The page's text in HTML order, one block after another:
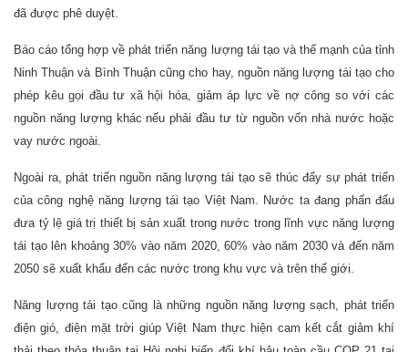
đã được phê duyệt.
Báo cáo tổng hợp về phát triển năng lượng tái tạo và thế mạnh của tỉnh
Ninh Thuận và Bình Thuận cũng cho hay, nguồn năng lượng tái tạo cho
phép kêu gọi đầu tư xã hội hóa, giảm áp lực về nợ công so với các
nguồn năng lượng khác nếu phải đầu tư từ nguồn vốn nhà nước hoặc
vay nước ngoài.
Ngoài ra, phát triển nguồn năng lượng tái tạo sẽ thúc đẩy sự phát triển
của công nghệ năng lượng tái tạo Việt Nam. Nước ta đang phấn đấu
đưa tỷ lệ giá trị thiết bị sản xuất trong nước trong lĩnh vực năng lượng
tái tạo lên khoảng 30% vào năm 2020, 60% vào năm 2030 và đến năm
2050 sẽ xuất khẩu đến các nước trong khu vực và trên thế giới.
Năng lượng tái tạo cũng là những nguồn năng lượng sạch, phát triển
điện gió, điện mặt trời giúp Việt Nam thực hiện cam kết cắt giảm khí